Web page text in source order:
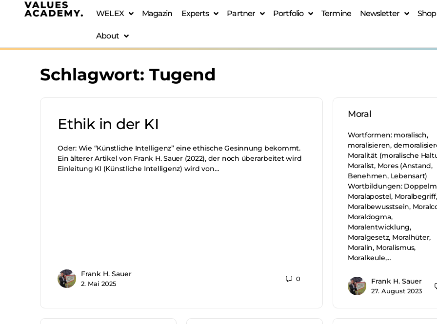
WELEX Magazin Experts Partner Portfolio Termine Newsletter Shop
About
Schlagwort: Tugend
Ethik in der KI
Oder: Wie “Künstliche Intelligenz” eine ethische Gesinnung bekommt.
Ein älterer Artikel von Frank H. Sauer (2022), der noch überarbeitet wird
Einleitung KI (Künstliche Intelligenz) wird von…
Frank H. Sauer
2. Mai 2025
0
Moral
Wortformen: moralisch,
moralisieren,
Moralität (moralische
Moralist, Mores (Anstand,
Benehmen, Lebensart)
Wortbildungen:
Moralapostel, Moralbegriff,
Moralbewusstsein,
Moraldogma,
Moralentwicklung,
Moralgesetz, Moralhüter,
Moralin, Moralismus,
Moralkeule,…
Frank H. Sauer
27. August 2023